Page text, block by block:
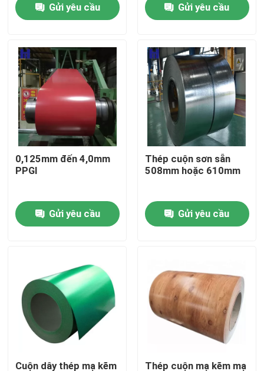
Các sản phẩm
Video
Về chúng tôi
Tham quan nhà máy
Kiểm soát chất lượng
Yêu cầu báo giá
Dải cuộn thép không gỉ
Cuộn Inox 304
Gửi yêu cầu
Gửi yêu cầu
0,125mm đến 4,0mm
PPGI
Gửi yêu cầu
Thép cuộn sơn sẵn
508mm hoặc 610mm
Gửi yêu cầu
Cuộn dây thép mạ kẽm Thép cuộn mạ kẽm mạ